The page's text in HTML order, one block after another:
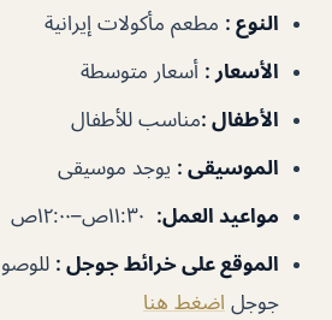
النوع : مطعم مأكولات إيرانية
الأسعار : أسعار متوسطة
الأطفال :مناسب للأطفال
الموسيقى : يوجد موسيقى
مواعيد العمل:
الموقع على خرائط جوجل :
جوجل اضغط هنا